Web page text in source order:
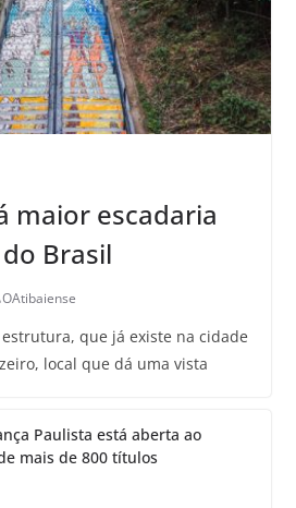
maior escadaria
Brasil
OAtibaiense
que já existe na cidade
local que dá uma vista
Paulista está aberta ao
mais de 800 títulos